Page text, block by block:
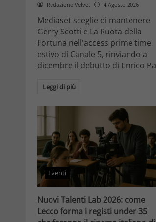
Redazione Velvet 4 Agosto 2026
Mediaset sceglie di mantenere
Gerry Scotti e La Ruota della
Fortuna nell'access prime time
estivo di Canale 5, rinviando a
dicembre il debutto di Enrico Pa
Leggi di più
Eventi
Nuovi Talenti Lab 2026: come
Lecco forma i registi under 35